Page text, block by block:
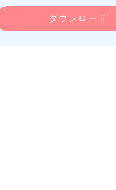
ダウンロード